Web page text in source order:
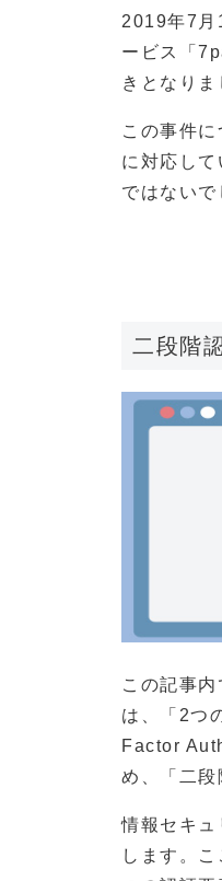
2019年7月
ービス「
きとなりま
この事件
に対応し
ではないで
二段階
この記事
は、「2つ
Factor
め、「二段
情報セキュ
します。